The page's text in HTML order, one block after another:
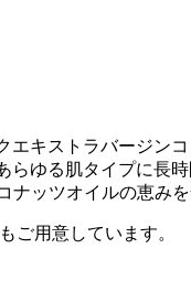
キストラバージン
ゆる肌タイプに長
ッツオイルの恵み
ご用意しています。